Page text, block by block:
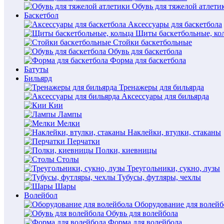
Обувь для тяжелой
Баскетбол
Аксессуары для баскетбола
Щиты баскетбольные,
Стойки баскетбольные
Обувь для баскетбола
Форма для баскетбола
Батуты
Бильярд
Тренажеры для бильярда
Аксессуары для бильярда
Кии
Лампы
Мелки
Наклейки, втулки, стаканы
Перчатки
Полки, киевницы
Столы
Треугольники, сукно, лузы
Тубусы, футляры, чехлы
Шары
Волейбол
Оборудование для
Обувь для волейбола
Форма для волейбола